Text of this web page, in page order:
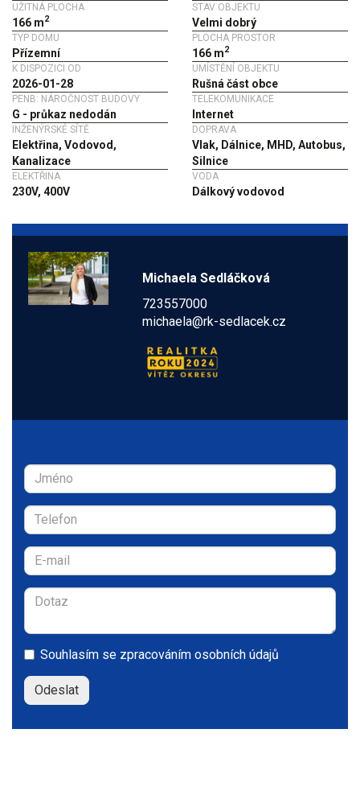
UŽITNÁ PLOCHA
166 m2
STAV OBJEKTU
Velmi dobrý
TYP DOMU
Přízemní
PLOCHA PROSTOR
166 m2
K DISPOZICI OD
2026-01-28
UMÍSTĚNÍ OBJEKTU
Rušná část obce
PENB: NÁROČNOST BUDOVY
G - průkaz nedodán
TELEKOMUNIKACE
Internet
INŽENÝRSKÉ SÍTĚ
Elektřina, Vodovod,
Kanalizace
DOPRAVA
Vlak, Dálnice, MHD, Autobus,
Silnice
ELEKTŘINA
230V, 400V
VODA
Dálkový vodovod
Michaela Sedláčková
723557000
michaela@rk-sedlacek.cz
Souhlasím se zpracováním osobních údajů